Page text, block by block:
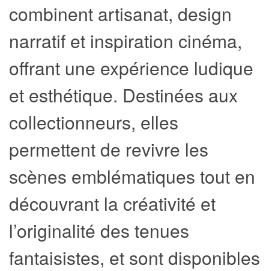
combinent artisanat, design
narratif et inspiration cinéma,
offrant une expérience ludique
et esthétique. Destinées aux
collectionneurs, elles
permettent de revivre les
scènes emblématiques tout en
découvrant la créativité et
l’originalité des tenues
fantaisistes, et sont disponibles